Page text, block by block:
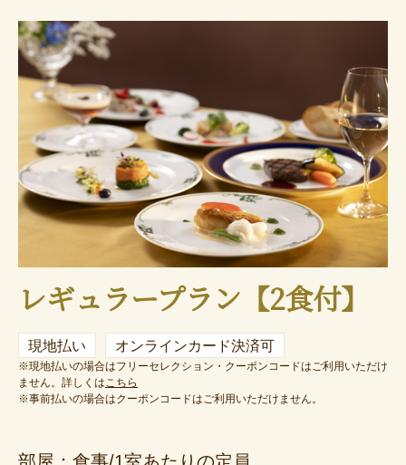
レギュラープラン【2食付】
現地払い オンラインカード決済可
※現地払いの場合はフリーセレクション・クーポンコードはご利用いただけ
ません。詳しくは こちら
※事前払いの場合はクーポンコードはご利用いただけません。
部屋：食事/1室あたりの定員